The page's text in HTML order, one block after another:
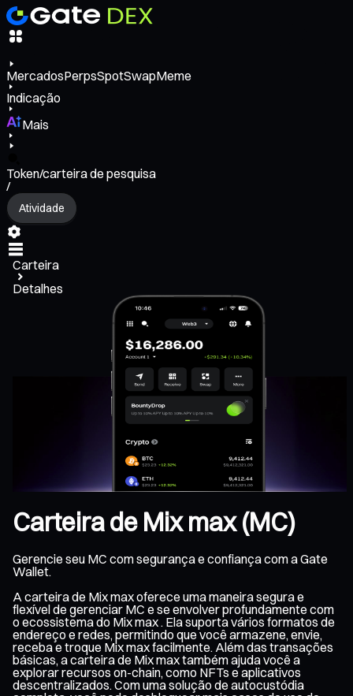
MercadosPerpsSpotSwapMeme
Indicação
Mais
Token/carteira de pesquisa
/
Atividade
Carteira
Detalhes
Carteira de Mix max (MC)
Gerencie seu MC com segurança e confiança com a Gate
Wallet.
A carteira de Mix max oferece uma maneira segura e
flexível de gerenciar MC e se envolver profundamente com
o ecossistema do Mix max . Ela suporta vários formatos de
endereço e redes, permitindo que você armazene, envie,
receba e troque Mix max facilmente. Além das transações
básicas, a carteira de Mix max também ajuda você a
explorar recursos on-chain, como NFTs e aplicativos
descentralizados. Com uma solução de autocustódia